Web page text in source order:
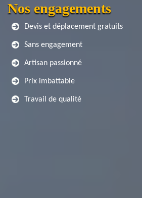
Nos engagements
Devis et déplacement gratuits
Sans engagement
Artisan passionné
Prix imbattable
Travail de qualité